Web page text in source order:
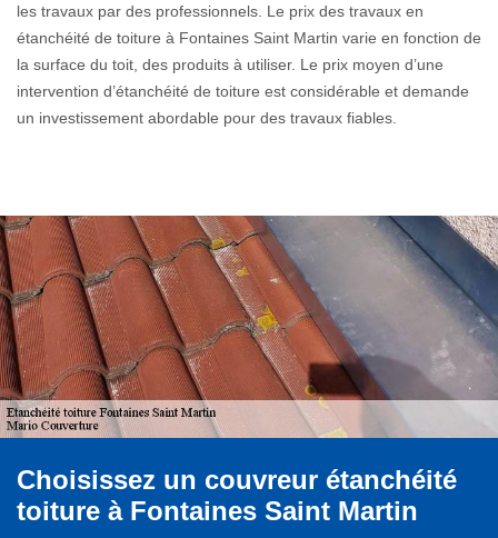
les travaux par des professionnels. Le prix des travaux en
étanchéité de toiture à Fontaines Saint Martin varie en fonction de
la surface du toit, des produits à utiliser. Le prix moyen d’une
intervention d’étanchéité de toiture est considérable et demande
un investissement abordable pour des travaux fiables.
Choisissez un couvreur étanchéité
toiture à Fontaines Saint Martin